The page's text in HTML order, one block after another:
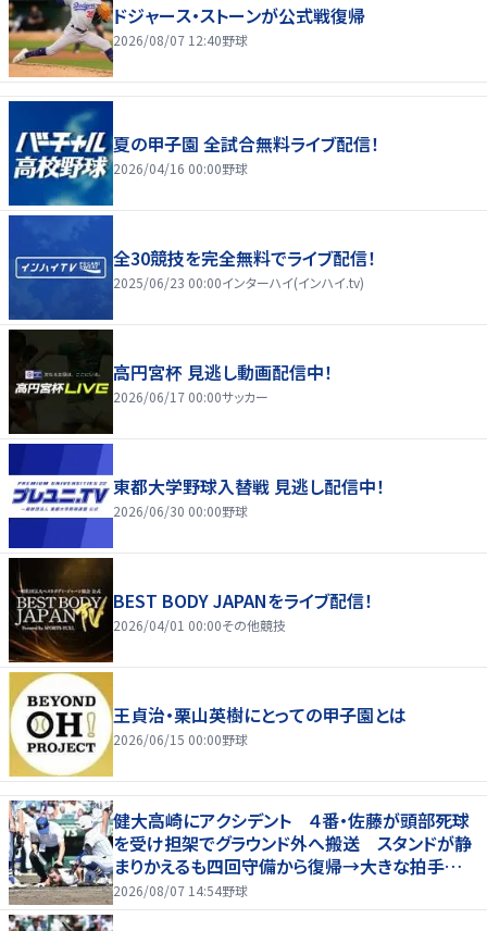
ドジャース・ストーンが公式戦復帰
2026/08/07 12:40野球
夏の甲子園 全試合無料ライブ配信！
2026/04/16 00:00野球
全30競技を完全無料でライブ配信！
2025/06/23 00:00インターハイ(インハイ.tv)
高円宮杯 見逃し動画配信中！
2026/06/17 00:00サッカー
東都大学野球入替戦 見逃し配信中！
2026/06/30 00:00野球
BEST BODY JAPANをライブ配信！
2026/04/01 00:00その他競技
王貞治・栗山英樹にとっての甲子園とは
2026/06/15 00:00野球
健大高崎にアクシデント ４番・佐藤が頭部死球
を受け担架でグラウンド外へ搬送 スタンドが静
まりかえるも四回守備から復帰→大きな拍手
五回に一挙６点
2026/08/07 14:54野球